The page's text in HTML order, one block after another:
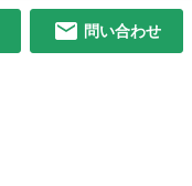
問い合わせ